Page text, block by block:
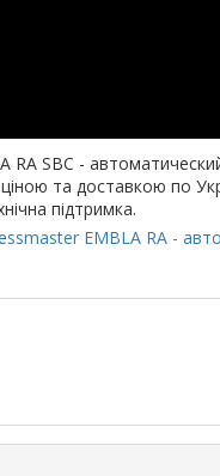
SBC -
ціною та доставкою по
підтримка.
EMBLA RA -